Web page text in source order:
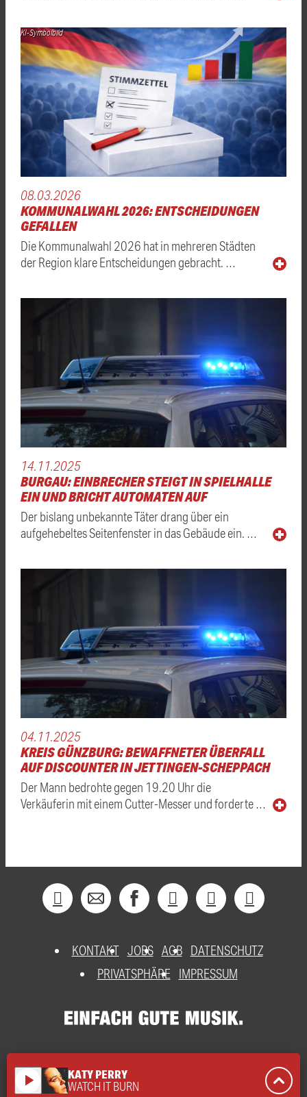
KI-Symbolbild
08.03.2026
KOMMUNALWAHL 2026: ENTSCHEIDUNGEN
GEFALLEN
Die Kommunalwahl 2026 hat in mehreren Städten
der Region klare Entscheidungen gebracht. …
14.11.2025
BURGAU: EINBRECHER STEIGT IN SPIELHALLE
EIN UND BRICHT AUTOMATEN AUF
Der bislang unbekannte Täter drang über ein
aufgehebeltes Seitenfenster in das Gebäude ein. …
04.11.2025
KREIS GÜNZBURG: BEWAFFNETER ÜBERFALL
AUF DISCOUNTER IN JETTINGEN-SCHEPPACH
Der Mann bedrohte gegen 19.20 Uhr die
Verkäuferin mit einem Cutter-Messer und forderte …
KONTAKT JOBS AGB DATENSCHUTZ
PRIVATSPHÄRE
IMPRESSUM
play_arrow KATY PERRY
WATCH IT BURN